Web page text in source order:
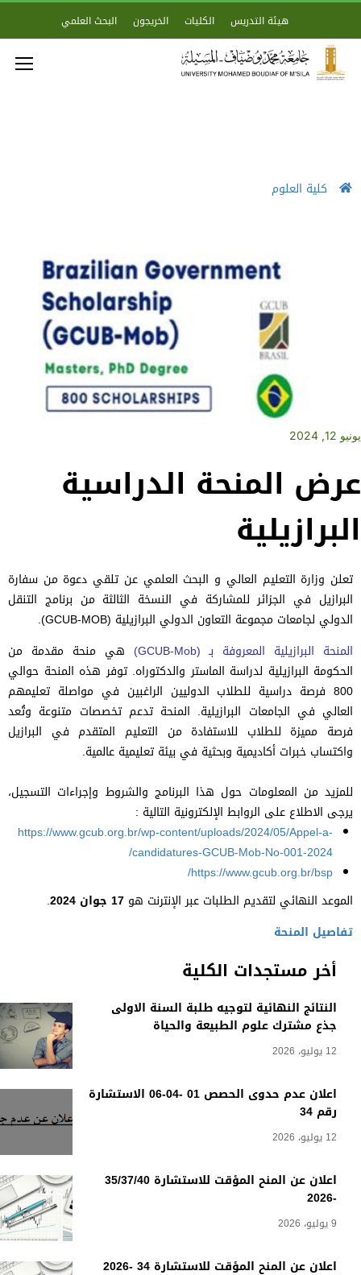
هيئة التدريس الكليات الخريجون البحث العلمي
كلية العلوم
أخر مستجدات الكلية
النتائج النهائية لتوجيه طلبة السنة الاولى
جذع مشترك علوم الطبيعة والحياة
12 يوليو، 2026
اعلان عدم حدوى الحصص 01 -04-06 الاستشارة
رقم 34
12 يوليو، 2026
اعلان عن المنح المؤقت للاستشارة 35/37/40
-2026
9 يوليو، 2026
اعلان عن المنح المؤقت للاستشارة 34 -2026
يونيو 12, 2024
عرض المنحة الدراسية
البرازيلية
تعلن وزارة التعليم العالي و البحث العلمي عن تلقي دعوة من سفارة
البرازيل في الجزائر للمشاركة في النسخة الثالثة من برنامج التنقل
الدولي لجامعات مجموعة التعاون الدولي البرازيلية (GCUB-MOB).
المنحة البرازيلية المعروفة بـ (GCUB-Mob)
هي منحة مقدمة من
الحكومة البرازيلية لدراسة الماستر والدكتوراه. توفر هذه المنحة حوالي
800 فرصة دراسية للطلاب الدوليين الراغبين في مواصلة تعليمهم
العالي في الجامعات البرازيلية. المنحة تدعم تخصصات متنوعة وتُعد
فرصة مميزة للطلاب للاستفادة من التعليم المتقدم في البرازيل
واكتساب خبرات أكاديمية وبحثية في بيئة تعليمية عالمية.
للمزيد من المعلومات حول هذا البرنامج والشروط وإجراءات التسجيل،
يرجى الاطلاع على الروابط الإلكترونية التالية :
https://www.gcub.org.br/wp-content/uploads/2024/05/Appel-a-
candidatures-GCUB-Mob-No-001-2024/
https://www.gcub.org.br/bsp/
الموعد النهائي لتقديم الطلبات عبر الإنترنت هو 17 جوان 2024
.
تفاصيل المنحة